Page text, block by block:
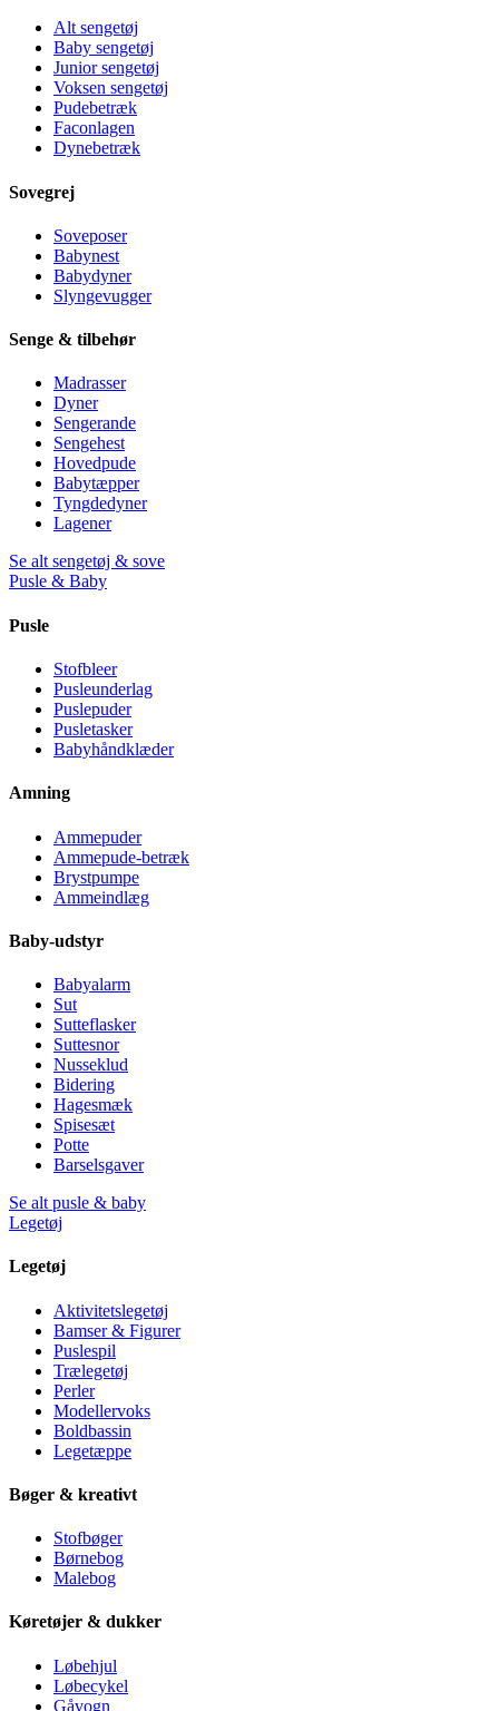
Alt sengetøj
Baby sengetøj
Junior sengetøj
Voksen sengetøj
Pudebetræk
Faconlagen
Dynebetræk
Sovegrej
Soveposer
Babynest
Babydyner
Slyngevugger
Senge & tilbehør
Madrasser
Dyner
Sengerande
Sengehest
Hovedpude
Babytæpper
Tyngdedyner
Lagener
Se alt sengetøj & sove
Pusle & Baby
Pusle
Stofbleer
Pusleunderlag
Puslepuder
Pusletasker
Babyhåndklæder
Amning
Ammepuder
Ammepude-betræk
Brystpumpe
Ammeindlæg
Baby-udstyr
Babyalarm
Sut
Sutteflasker
Suttesnor
Nusseklud
Bidering
Hagesmæk
Spisesæt
Potte
Barselsgaver
Se alt pusle & baby
Legetøj
Legetøj
Aktivitetslegetøj
Bamser & Figurer
Puslespil
Trælegetøj
Perler
Modellervoks
Boldbassin
Legetæppe
Bøger & kreativt
Stofbøger
Børnebog
Malebog
Køretøjer & dukker
Løbehjul
Løbecykel
Gåvogn